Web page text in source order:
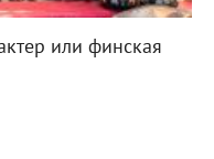
или финская